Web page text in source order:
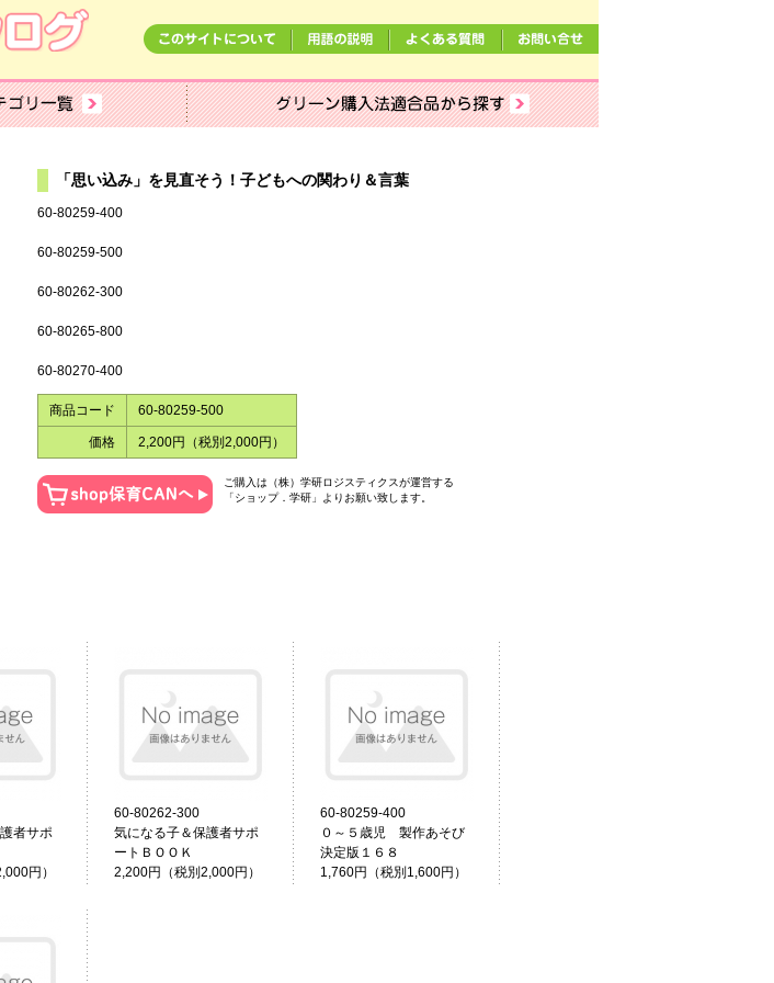
「思い込み」を見直そう！子どもへの関わり＆言葉
60-80259-400
60-80259-500
60-80262-300
60-80265-800
60-80270-400
商品コード 60-80259-500
価格 2,200円（税別2,000円）
ご購入は（株）学研ロジスティクスが運営する
「ショップ．学研」よりお願い致します。
者サポ
円）
60-80262-300
気になる子＆保護者サポ
ートＢＯＯＫ
2,200円（税別2,000円）
60-80259-400
０～５歳児 製作あそび
決定版１６８
1,760円（税別1,600円）